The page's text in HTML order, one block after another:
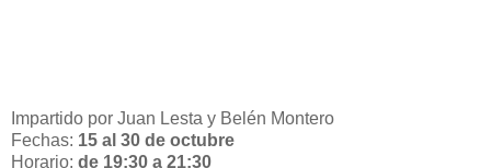
Impartido por Juan Lesta y Belén Montero
Fechas: 15 al 30 de octubre
Horario: de 19:30 a 21:30